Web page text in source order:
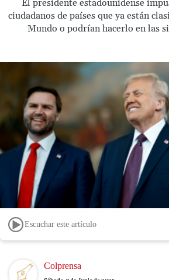
El presidente estadounidense
ciudadanos de países que ya están
Mundo o podrían hacerlo en las
Escuchar este artículo
Image Colprensa